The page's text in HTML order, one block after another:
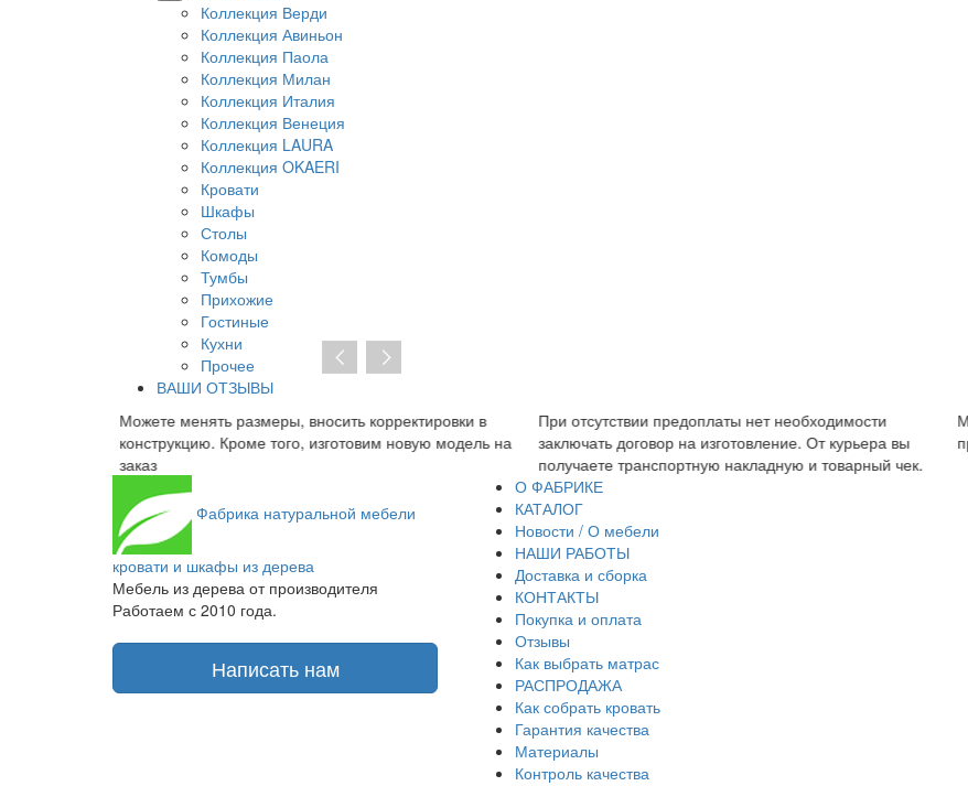
Коллекция Верди
Коллекция Авиньон
Коллекция Паола
Коллекция Милан
Коллекция Италия
Коллекция Венеция
Коллекция LAURA
Коллекция OKAERI
Кровати
Шкафы
Столы
Комоды
Тумбы
Прихожие
Гостиные
Кухни
Прочее
ВАШИ ОТЗЫВЫ
размеры, вносить корректировки в
того, изготовим новую модель на
При отсутствии предоплаты нет необходимости
заключать договор на изготовление. От курьера вы
получаете транспортную накладную и товарный чек.
Мы являемся прямым
предложить низкую цену без
Фабрика натуральной мебели
кровати и шкафы из дерева
Мебель из дерева от производителя
Работаем с 2010 года.
Написать нам
О ФАБРИКЕ
КАТАЛОГ
Новости / О мебели
НАШИ РАБОТЫ
Доставка и сборка
КОНТАКТЫ
Покупка и оплата
Отзывы
Как выбрать матрас
РАСПРОДАЖА
Как собрать кровать
Гарантия качества
Материалы
Контроль качества